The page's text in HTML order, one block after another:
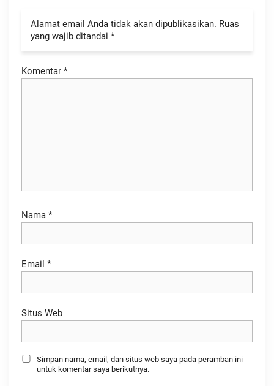
Alamat email Anda tidak akan dipublikasikan. Ruas
yang wajib ditandai *
Komentar *
Nama *
Email *
Situs Web
Simpan nama, email, dan situs web saya pada peramban ini
untuk komentar saya berikutnya.